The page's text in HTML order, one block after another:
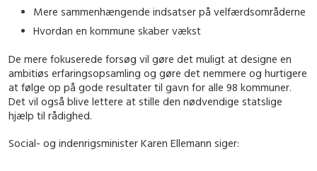
Mere sammenhængende indsatser på velfærdsområderne
Hvordan en kommune skaber vækst
De mere fokuserede forsøg vil gøre det muligt at designe en
ambitiøs erfaringsopsamling og gøre det nemmere og hurtigere
at følge op på gode resultater til gavn for alle 98 kommuner.
Det vil også blive lettere at stille den nødvendige statslige
hjælp til rådighed.
Social- og indenrigsminister Karen Ellemann siger: